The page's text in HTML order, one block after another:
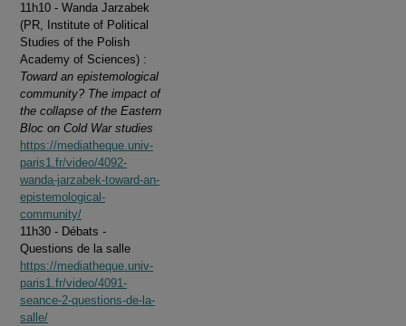
11h10 - Wanda Jarzabek
(PR, Institute of Political
Studies of the Polish
Academy of Sciences) :
Toward an epistemological
community? The impact of
the collapse of the Eastern
Bloc on Cold War studies
https://mediatheque.univ-
paris1.fr/video/4092-
wanda-jarzabek-toward-an-
epistemological-
community/
11h30 - Débats -
Questions de la salle
https://mediatheque.univ-
paris1.fr/video/4091-
seance-2-questions-de-la-
salle/